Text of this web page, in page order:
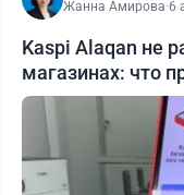
Жанна Амирова·6
Kaspi Alaqan не
магазинах: что